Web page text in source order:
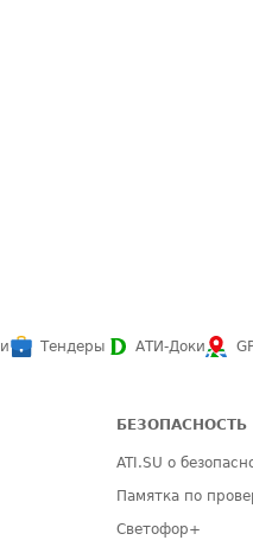
Тендеры АТИ-Доки
БЕЗОПАСНОСТЬ
ATI.SU о
Памятка по
Светофор+